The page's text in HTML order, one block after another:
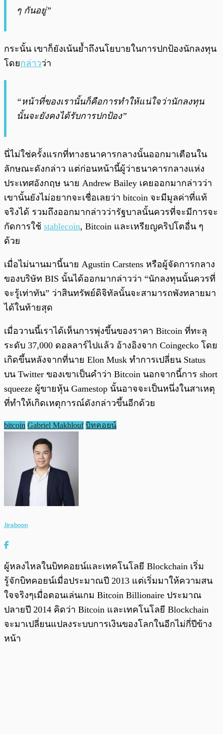
ๆ กันอยู่”
กระนั้น เขาก็ยังเน้นย้ำถึงนโยบายในการปกป้องนักลงทุน
โดยกล่าวว่า
“หน้าที่ของเรานั้นก็คือการทำให้แน่ใจว่านักลงทุน
นั้นจะยังคงได้รับการปกป้อง”
นี่ไม่ใช่ครั้งแรกที่ทางธนาคารกลางนั้นออกมาเตือนใน
ลักษณะดังกล่าว แต่ก่อนหน้านี้ผู้ว่าธนาคารกลางแห่ง
ประเทศอังกฤษ นาย Andrew Bailey เคยออกมากล่าวว่า
เขานั้นยังไม่อยากจะเชื่อเลยว่า bitcoin จะมีมูลค่าที่แท้
จริงได้ รวมถึงออกมากล่าวว่ารัฐบาลนั้นควรที่จะมีการจะ
กัดการใช้ stablecoin, Bitcoin และเหรียญคริปโตอื่น ๆ
ด้วย
เมื่อไม่นานมานี้นาย Agustin Carstens หรือผู้จัดการกลาง
ของบริษัท BIS นั้นได้ออกมากล่าวว่า “นักลงทุนนั้นควรที่
จะรู้เท่าทัน” ว่าสินทรัพย์ดิจิทัลนั้นจะสามารถพังทลายมา
ได้ในท้ายสุด
เมื่อวานนี้เราได้เห็นการพุ่งขึ้นของราคา Bitcoin ที่ทะลุ
ระดับ 37,000 ดอลลาร์ไปแล้ว อ้างอิงจาก Coingecko โดย
เกิดขึ้นหลังจากที่นาย Elon Musk ทำการเปลี่ยน Status
บน Twitter ของเขาเป็นคำว่า Bitcoin นอกจากนี้การ short
squeeze ผู้ขายหุ้น Gamestop นั้นอาจจะเป็นหนึ่งในสาเหตุ
ที่ทำให้เกิดเหตุการณ์ดังกล่าวขึ้นอีกด้วย
bitcoin Gabriel Makhlouf บิทคอยน์
Jiraboon
ผู้หลงไหลในบิทคอยน์และเทคโนโลยี Blockchain เริ่ม
รู้จักบิทคอยน์เมื่อประมาณปี 2013 แต่เริ่มมาให้ความสน
ใจจริงๆเมื่อตอนเล่นเกม Bitcoin Billionaire ประมาณ
ปลายปี 2014 คิดว่า Bitcoin และเทคโนโลยี Blockchain
จะมาเปลี่ยนแปลงระบบการเงินของโลกในอีกไม่กี่ปีข้าง
หน้า